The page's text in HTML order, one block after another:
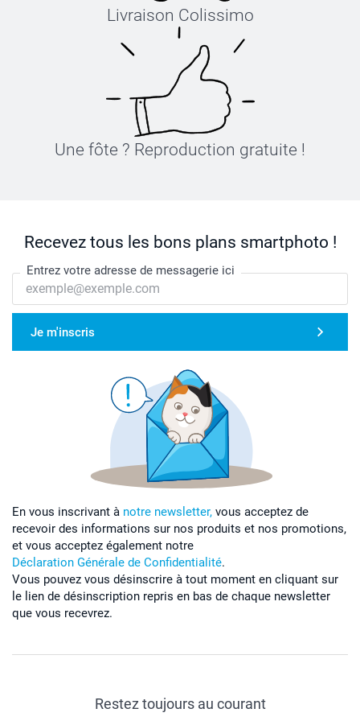
Livraison Colissimo
Une fôte ? Reproduction gratuite !
Recevez tous les bons plans smartphoto !
Entrez votre adresse de messagerie ici
Je m'inscris
En vous inscrivant à notre newsletter, vous acceptez de
recevoir des informations sur nos produits et nos promotions,
et vous acceptez également notre
Déclaration Générale de Confidentialité.
Vous pouvez vous désinscrire à tout moment en cliquant sur
le lien de désinscription repris en bas de chaque newsletter
que vous recevrez.
Restez toujours au courant